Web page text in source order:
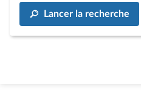
Lancer la recherche